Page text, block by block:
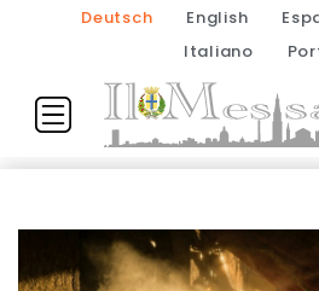
Deutsch English
Italiano